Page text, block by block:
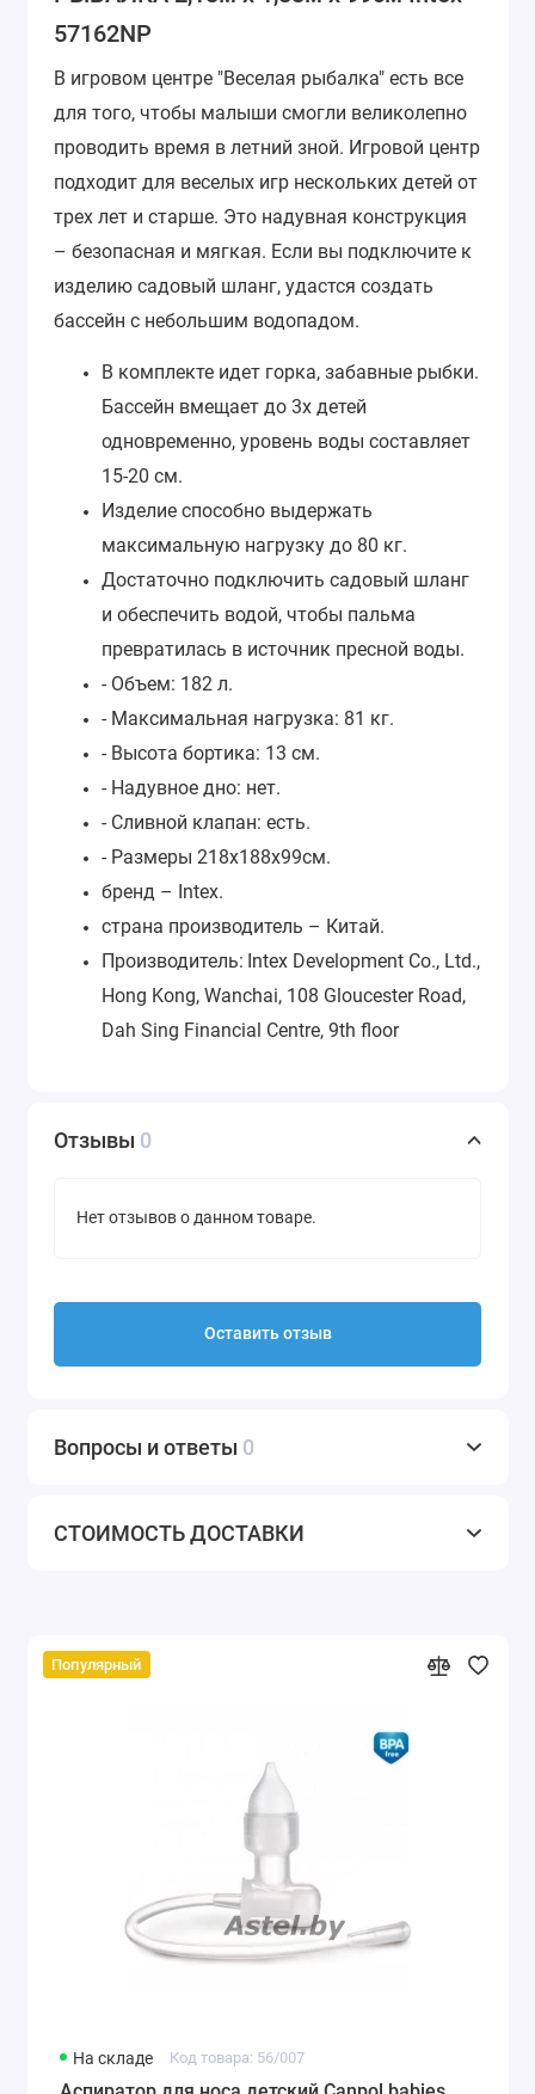
57162NP
В игровом центре "Веселая рыбалка" есть все
для того, чтобы малыши смогли великолепно
проводить время в летний зной. Игровой центр
подходит для веселых игр нескольких детей от
трех лет и старше. Это надувная конструкция
– безопасная и мягкая. Если вы подключите к
изделию садовый шланг, удастся создать
бассейн с небольшим водопадом.
В комплекте идет горка, забавные рыбки.
Бассейн вмещает до 3х детей
одновременно, уровень воды составляет
15-20 см.
Изделие способно выдержать
максимальную нагрузку до 80 кг.
Достаточно подключить садовый шланг
и обеспечить водой, чтобы пальма
превратилась в источник пресной воды.
- Объем: 182 л.
- Максимальная нагрузка: 81 кг.
- Высота бортика: 13 см.
- Надувное дно: нет.
- Сливной клапан: есть.
- Размеры 218х188х99см.
бренд – Intex.
страна производитель – Китай.
Производитель: Intex Development Co., Ltd.,
Hong Kong, Wanchai, 108 Gloucester Road,
Dah Sing Financial Centre, 9th floor
Отзывы 0
Нет отзывов о данном товаре.
Оставить отзыв
Вопросы и ответы 0
СТОИМОСТЬ ДОСТАВКИ
Популярный
На складе Код товара: 56/007